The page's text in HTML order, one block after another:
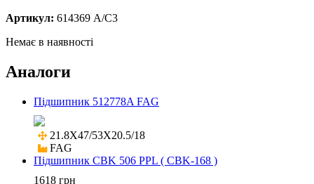
Артикул: 614369 A/C3
Немає в наявності
Аналоги
Підшипник 512778A FAG
21.8X47/53X20.5/18
FAG
Підшипник CBK 506 PPL ( CBK-168 )
1618 грн